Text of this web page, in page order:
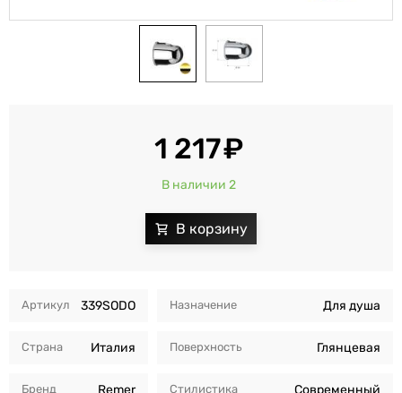
Артикул 339SODO
Страна Италия
Бренд
Назначение Для душа
Поверхность Глянцевая
Стилистика
1 217
В наличии 2